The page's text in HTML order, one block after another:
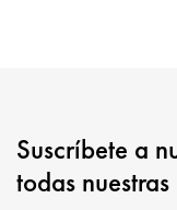
Suscríbete a
todas